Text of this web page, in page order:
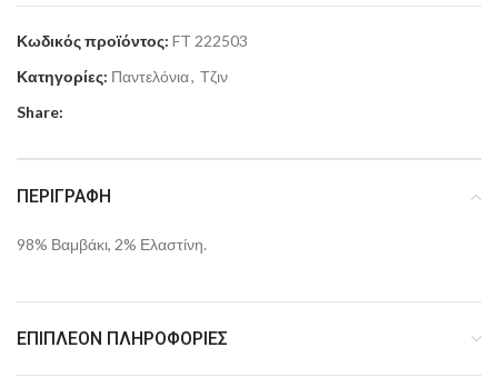
Κωδικός προϊόντος: FT 222503
Κατηγορίες: Παντελόνια, Τζιν
Share:
ΠΕΡΙΓΡΑΦΉ
98% Βαμβάκι, 2% Ελαστίνη.
ΕΠΙΠΛΈΟΝ ΠΛΗΡΟΦΟΡΊΕΣ